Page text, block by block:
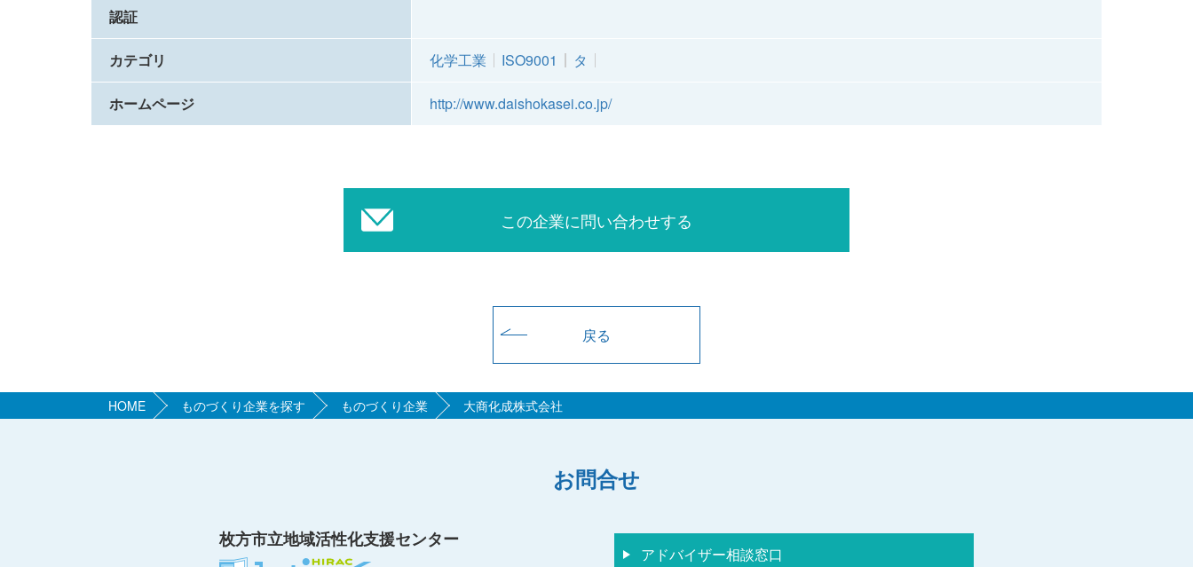
認証
カテゴリ 化学工業 ISO9001 タ
ホームページ http://www.daishokasei.co.jp/
この企業に問い合わせする
戻る
HOME ものづくり企業を探す ものづくり企業 大商化成株式会社
お問合せ
枚方市立地域活性化支援センター
アドバイザー相談窓口